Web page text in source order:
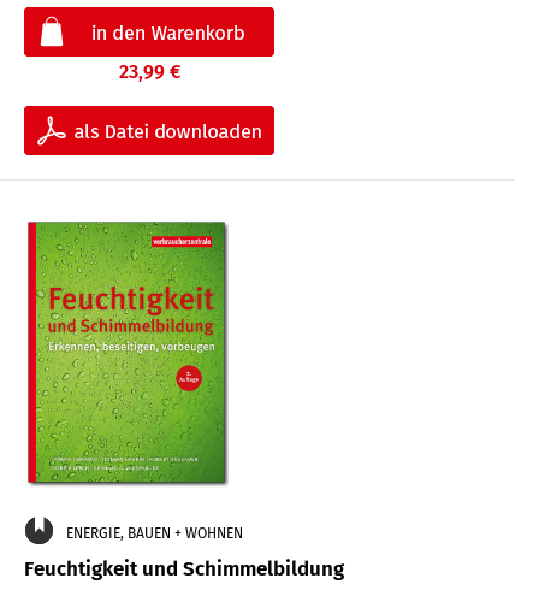
23,99 €
ENERGIE, BAUEN + WOHNEN
Feuchtigkeit und Schimmelbildung